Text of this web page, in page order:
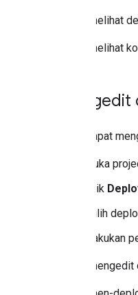
Untuk melihat
Untuk melihat
Anda dapat
Buka
Klik
Pilih
Lakukan
Untuk